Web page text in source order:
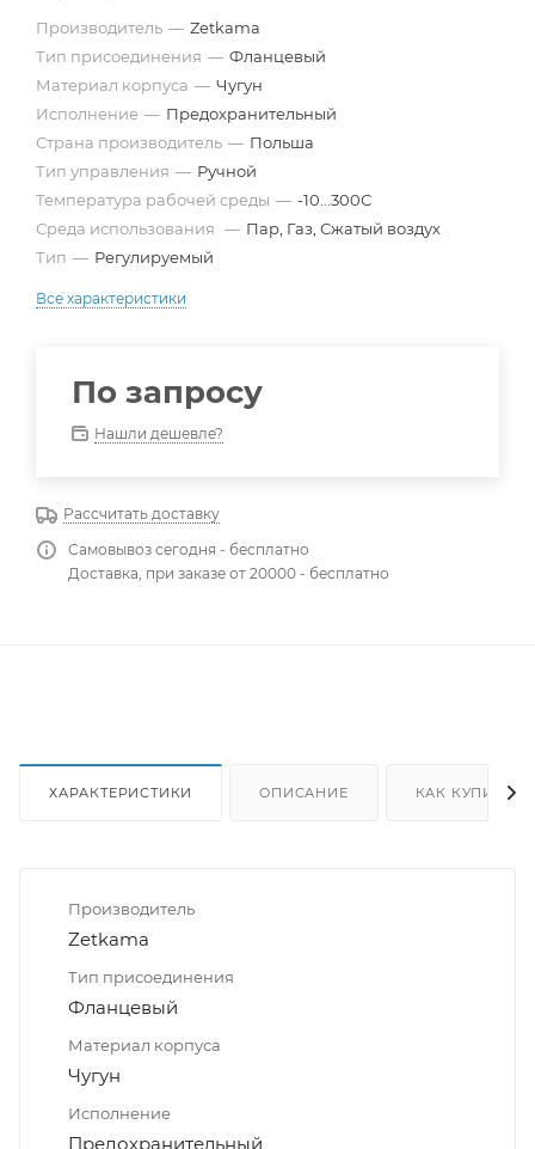
Производитель — Zetkama
Тип присоединения — Фланцевый
Материал корпуса — Чугун
Исполнение — Предохранительный
Страна производитель — Польша
Тип управления — Ручной
Температура рабочей среды — -10...300С
Среда использования — Пар, Газ, Сжатый воздух
Тип — Регулируемый
Все характеристики
По запросу
Нашли дешевле?
Рассчитать доставку
Самовывоз сегодня - бесплатно
Доставка, при заказе от 20000 - бесплатно
ХАРАКТЕРИСТИКИ ОПИСАНИЕ КАК КУПИТЬ
Производитель
Zetkama
Тип присоединения
Фланцевый
Материал корпуса
Чугун
Исполнение
Предохранительный